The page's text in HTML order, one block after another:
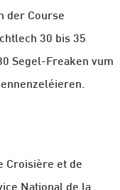
der Course
30 bis 35
Segel-Freaken vum
Croisière et de